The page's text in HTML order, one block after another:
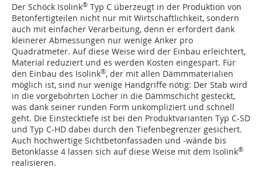
Der Schöck Isolink® Typ C überzeugt in der Produktion von
Betonfertigteilen nicht nur mit Wirtschaftlichkeit, sondern
auch mit einfacher Verarbeitung, denn er erfordert dank
kleinerer Abmessungen nur wenige Anker pro
Quadratmeter. Auf diese Weise wird der Einbau erleichtert,
Material reduziert und es werden Kosten eingespart. Für
den Einbau des Isolink®, der mit allen Dämmmaterialien
möglich ist, sind nur wenige Handgriffe nötig: Der Stab wird
in die vorgebohrten Löcher in die Dämmschicht gesteckt,
was dank seiner runden Form unkompliziert und schnell
geht. Die Einstecktiefe ist bei den Produktvarianten Typ C-SD
und Typ C-HD dabei durch den Tiefenbegrenzer gesichert.
Auch hochwertige Sichtbetonfassaden und -wände bis
Betonklasse 4 lassen sich auf diese Weise mit dem Isolink®
realisieren.